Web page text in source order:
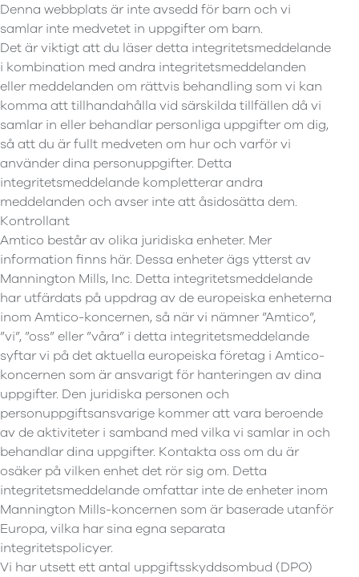
Denna webbplats är inte avsedd för barn och vi
samlar inte medvetet in uppgifter om barn.
Det är viktigt att du läser detta integritetsmeddelande
i kombination med andra integritetsmeddelanden
eller meddelanden om rättvis behandling som vi kan
komma att tillhandahålla vid särskilda tillfällen då vi
samlar in eller behandlar personliga uppgifter om dig,
så att du är fullt medveten om hur och varför vi
använder dina personuppgifter. Detta
integritetsmeddelande kompletterar andra
meddelanden och avser inte att åsidosätta dem.
Kontrollant
Amtico består av olika juridiska enheter. Mer
information finns här. Dessa enheter ägs ytterst av
Mannington Mills, Inc. Detta integritetsmeddelande
har utfärdats på uppdrag av de europeiska enheterna
inom Amtico-koncernen, så när vi nämner ”Amtico”,
”vi”, ”oss” eller ”våra” i detta integritetsmeddelande
syftar vi på det aktuella europeiska företag i Amtico-
koncernen som är ansvarigt för hanteringen av dina
uppgifter. Den juridiska personen och
personuppgiftsansvarige kommer att vara beroende
av de aktiviteter i samband med vilka vi samlar in och
behandlar dina uppgifter. Kontakta oss om du är
osäker på vilken enhet det rör sig om. Detta
integritetsmeddelande omfattar inte de enheter inom
Mannington Mills-koncernen som är baserade utanför
Europa, vilka har sina egna separata
integritetspolicyer.
Vi har utsett ett antal uppgiftsskyddsombud (DPO)